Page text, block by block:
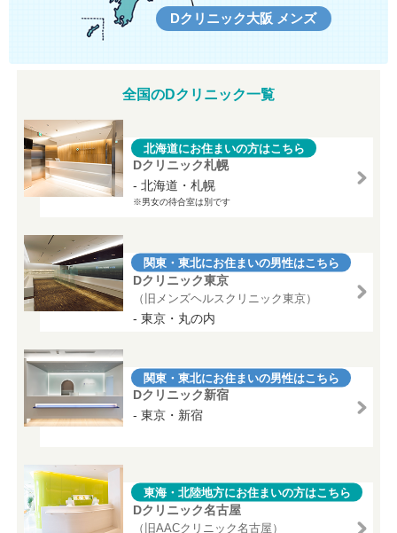
Dクリニック大阪 メンズ
全国のDクリニック一覧
北海道にお住まいの方はこちら
Dクリニック札幌
- 北海道・札幌
※男女の待合室は別です
関東・東北にお住まいの男性はこちら
Dクリニック東京
（旧メンズヘルスクリニック東京）
- 東京・丸の内
関東・東北にお住まいの男性はこちら
Dクリニック新宿
- 東京・新宿
東海・北陸地方にお住まいの方はこちら
Dクリニック名古屋
（旧AACクリニック名古屋）